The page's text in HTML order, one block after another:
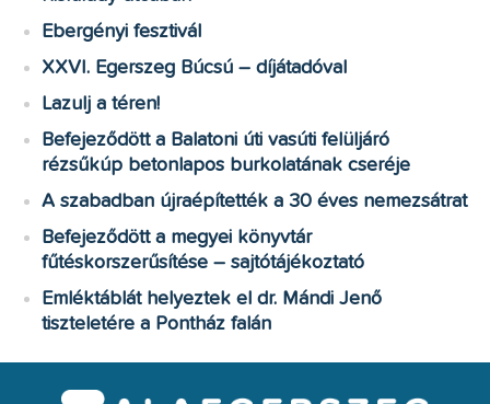
Ebergényi fesztivál
XXVI. Egerszeg Búcsú – díjátadóval
Lazulj a téren!
Befejeződött a Balatoni úti vasúti felüljáró
rézsűkúp betonlapos burkolatának cseréje
A szabadban újraépítették a 30 éves nemezsátrat
Befejeződött a megyei könyvtár
fűtéskorszerűsítése – sajtótájékoztató
Emléktáblát helyeztek el dr. Mándi Jenő
tiszteletére a Pontház falán